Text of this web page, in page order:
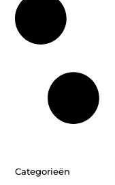
Categorieën